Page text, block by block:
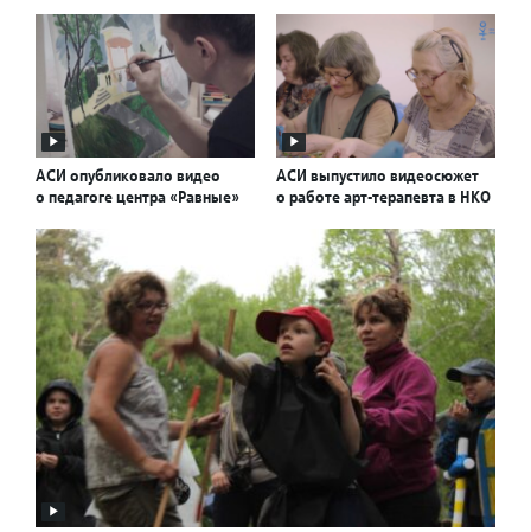
АСИ опубликовало видео
о педагоге центра «Равные»
АСИ выпустило видеосюжет
о работе арт-терапевта в НКО